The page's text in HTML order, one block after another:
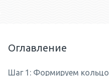
Оглавление
Шаг 1: Формируем кольцо